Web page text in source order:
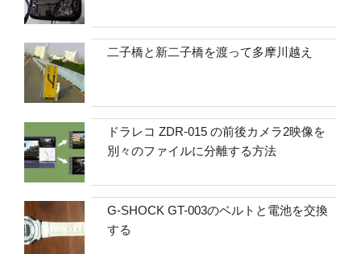
二子橋と新二子橋を渡って多摩川越え
ドラレコ ZDR-015 の前後カメラ2映像を
別々のファイルに分離する方法
G-SHOCK GT-003のベルトと電池を交換
する